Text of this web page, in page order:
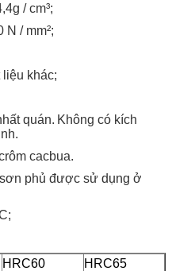
/ cm³;
/ mm²;
khác;
quán. Không có kích
cacbua.
phủ được sử dụng ở
HRC60
HRC65